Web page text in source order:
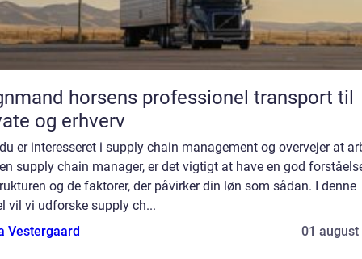
horsens professionel transport til
og erhverv
er interesseret i supply chain management og overvejer at
supply chain manager, er det vigtigt at have en god
og de faktorer, der påvirker din løn som sådan. I denne
vil vi udforske supply ch...
Vestergaard
01 august